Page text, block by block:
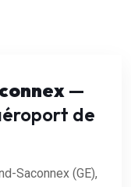
—
de
Saconnex (GE),